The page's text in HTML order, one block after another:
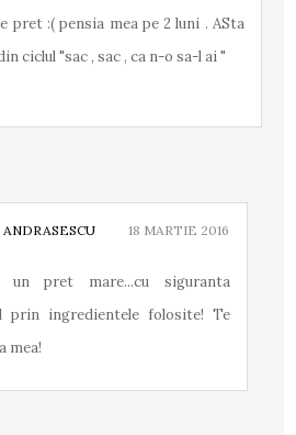
pret :( pensia mea pe 2 luni . ASta
ciclul "sac , sac , ca n-o sa-l ai "
18 MARTIE 2016
un pret mare...cu siguranta
prin ingredientele folosite! Te
mea!